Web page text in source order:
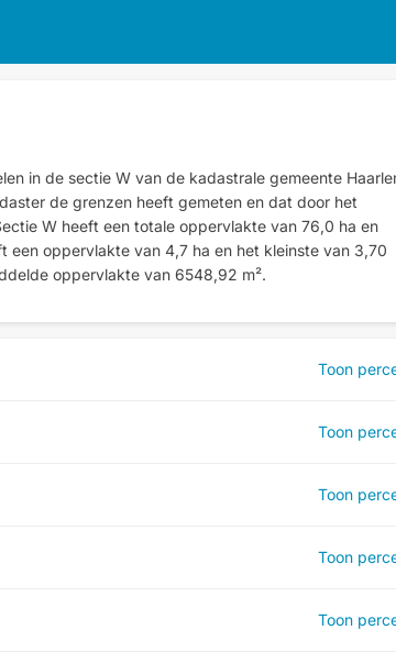
in de sectie Wvan de kadastrale gemeente
de grenzen heeft gemeten en dat door het
W heeft een totale oppervlakte van 76,0 ha en
een oppervlakte van 4,7 ha en het kleinste van 3,70
oppervlakte van 6548,92 m².
Toon
Toon
Toon
Toon
Toon